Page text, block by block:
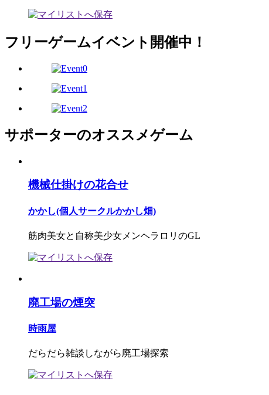
フリーゲームイベント開催中！
サポーターのオススメゲーム
機械仕掛けの花合せ
かかし(個人サークルかかし畑)
筋肉美女と自称美少女メンヘラロリのGL
廃工場の煙突
時雨屋
だらだら雑談しながら廃工場探索